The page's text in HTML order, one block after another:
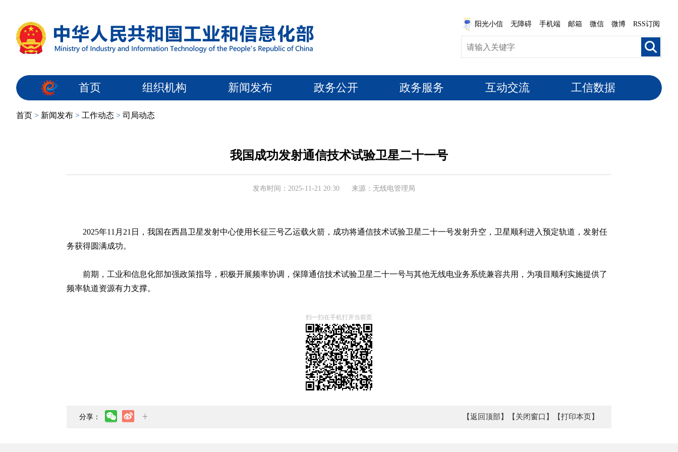
阳光小信 无障碍 手机端 邮箱 微信 微博 RSS订阅
首页 组织机构 新闻发布 政务公开 政务服务 互动交流 工信数据
首页 > 新闻发布 > 工作动态 > 司局动态
我国成功发射通信技术试验卫星二十一号
发布时间：2025-11-21 20:30 来源：无线电管理局
2025年11月21日，我国在西昌卫星发射中心使用长征三号乙运载火箭，成功将通信技术试验卫星二十一号发射升空，卫星顺利进入预定轨道，发射任
务获得圆满成功。
前期，工业和信息化部加强政策指导，积极开展频率协调，保障通信技术试验卫星二十一号与其他无线电业务系统兼容共用，为项目顺利实施提供了
频率轨道资源有力支撑。
扫一扫在手机打开当前页
分享： 【返回顶部】 【关闭窗口】 【打印本页】